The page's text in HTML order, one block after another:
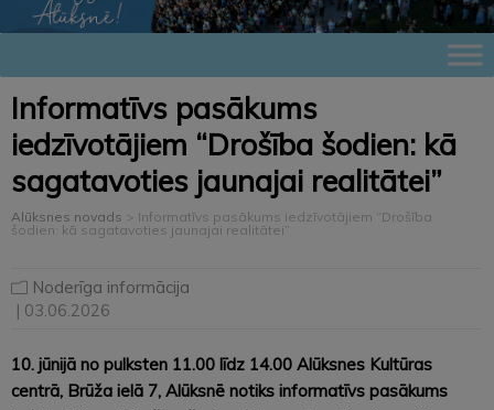
Informatīvs pasākums
iedzīvotājiem “Drošība šodien: kā
sagatavoties jaunajai realitātei”
Alūksnes novads > Informatīvs pasākums iedzīvotājiem “Drošība
šodien: kā sagatavoties jaunajai realitātei”
Noderīga informācija
| 03.06.2026
10. jūnijā no pulksten 11.00 līdz 14.00 Alūksnes Kultūras
centrā, Brūža ielā 7, Alūksnē notiks informatīvs pasākums